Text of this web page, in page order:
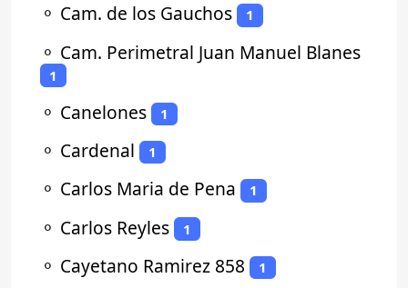
⚬ Cam. de los Gauchos 1
⚬ Cam. Perimetral Juan Manuel Blanes
1
⚬ Canelones 1
⚬ Cardenal 1
⚬ Carlos Maria de Pena 1
⚬ Carlos Reyles 1
⚬ Cayetano Ramirez 858 1